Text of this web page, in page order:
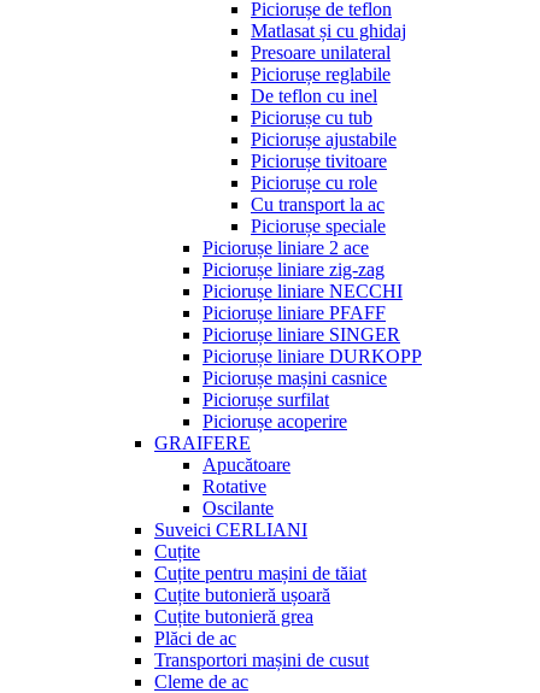
Piciorușe de teflon
Matlasat și cu ghidaj
Presoare unilateral
Piciorușe reglabile
De teflon cu inel
Piciorușe cu tub
Piciorușe ajustabile
Piciorușe tivitoare
Piciorușe cu role
Cu transport la ac
Piciorușe speciale
Piciorușe liniare 2 ace
Piciorușe liniare zig-zag
Piciorușe liniare NECCHI
Piciorușe liniare PFAFF
Piciorușe liniare SINGER
Piciorușe liniare DURKOPP
Piciorușe mașini casnice
Piciorușe surfilat
Piciorușe acoperire
GRAIFERE
Apucătoare
Rotative
Oscilante
Suveici CERLIANI
Cuțite
Cuțite pentru mașini de tăiat
Cuțite butonieră ușoară
Cuțite butonieră grea
Plăci de ac
Transportori mașini de cusut
Cleme de ac